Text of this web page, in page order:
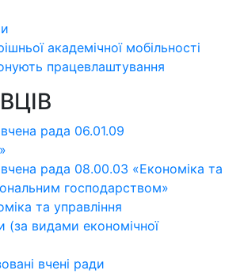
академічної мобільності
працевлаштування
рада 06.01.09
вчена рада 08.00.03 «Економіка та
господарством»
та управління
(за видами економічної
вчені ради